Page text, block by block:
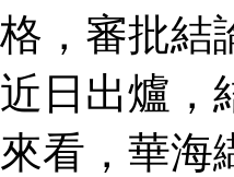
格，審批結
近日出爐，
來看，華海